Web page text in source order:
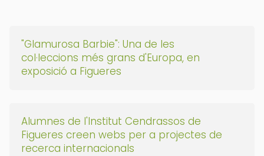
"Glamurosa Barbie": Una de les
col·leccions més grans d'Europa, en
exposició a Figueres
Alumnes de l'Institut Cendrassos de
Figueres creen webs per a projectes de
recerca internacionals